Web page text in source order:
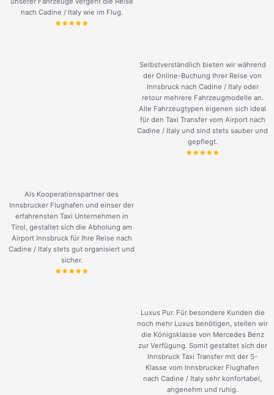
nach Cadine / Italy wie im Flug.
Selbstverständlich bieten wir während
der Online-Buchung Ihrer Reise von
Innsbruck nach Cadine / Italy oder
retour mehrere Fahrzeugmodelle an.
Alle Fahrzeugtypen eigenen sich ideal
für den Taxi Transfer vom Airport nach
Cadine / Italy und sind stets sauber und
gepflegt.
Als Kooperationspartner des
Innsbrucker Flughafen und einser der
erfahrensten Taxi Unternehmen in
Tirol, gestaltet sich die Abholung am
Airport Innsbruck für Ihre Reise nach
Cadine / Italy stets gut organisiert und
sicher.
Luxus Pur. Für besondere Kunden die
noch mehr Luxus benötigen, stellen wir
die Königsklasse von Mercedes Benz
zur Verfügung. Somit gestaltet sich der
Innsbruck Taxi Transfer mit der S-
Klasse vom Innsbrucker Flughafen
nach Cadine / Italy sehr konfortabel,
angenehm und ruhig.